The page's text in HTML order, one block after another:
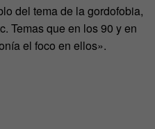
del tema de la gordofobia,
Temas que en los 90 y en
el foco en ellos».